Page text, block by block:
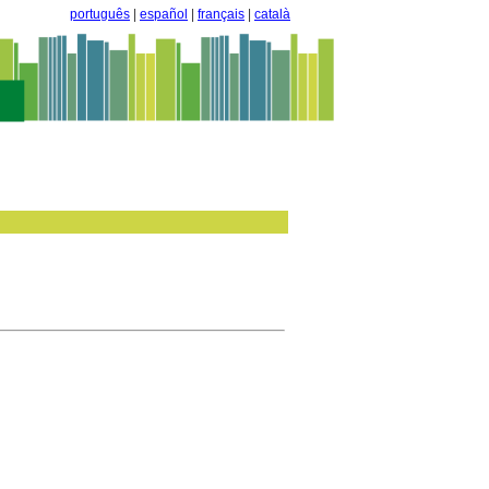
português español français català